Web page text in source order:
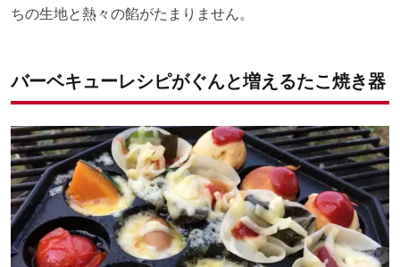
ちの生地と熱々の餡がたまりません。
バーベキューレシピがぐんと増えるたこ焼き器